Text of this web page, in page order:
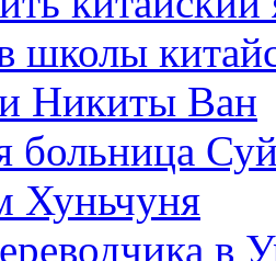
школы
Никиты Ван
больница
Хуньчуня
в